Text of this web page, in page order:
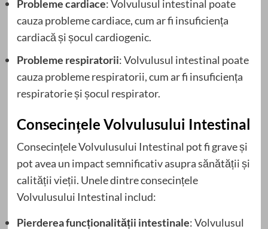
Probleme cardiace: Volvulusul intestinal poate
cauza probleme cardiace, cum ar fi insuficiența
cardiacă și șocul cardiogenic.
Probleme respiratorii: Volvulusul intestinal poate
cauza probleme respiratorii, cum ar fi insuficiența
respiratorie și șocul respirator.
Consecințele Volvulusului Intestinal
Consecințele Volvulusului Intestinal pot fi grave și
pot avea un impact semnificativ asupra sănătății și
calității vieții. Unele dintre consecințele
Volvulusului Intestinal includ:
Pierderea funcționalității intestinale: Volvulusul